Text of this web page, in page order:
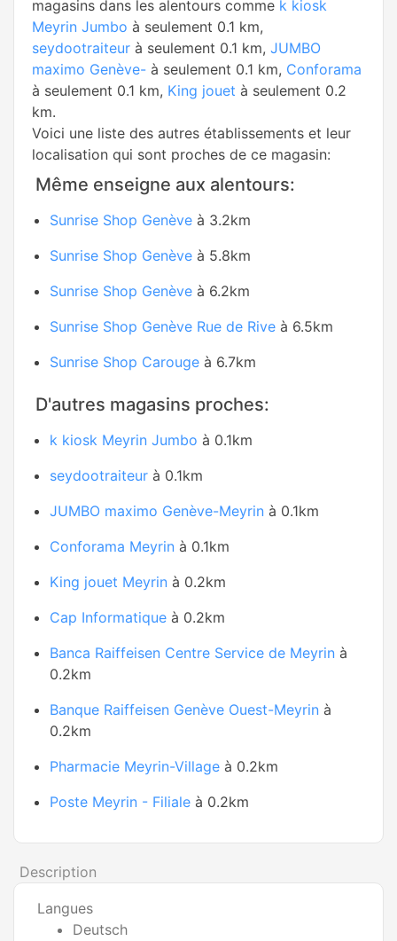
magasins dans les alentours comme k kiosk
Meyrin Jumbo à seulement 0.1 km,
seydootraiteur à seulement 0.1 km, JUMBO
maximo Genève- à seulement 0.1 km, Conforama
à seulement 0.1 km, King jouet à seulement 0.2
km.
Voici une liste des autres établissements et leur
localisation qui sont proches de ce magasin:
Même enseigne aux alentours:
Sunrise Shop Genève à 3.2km
Sunrise Shop Genève à 5.8km
Sunrise Shop Genève à 6.2km
Sunrise Shop Genève Rue de Rive à 6.5km
Sunrise Shop Carouge à 6.7km
D'autres magasins proches:
k kiosk Meyrin Jumbo à 0.1km
seydootraiteur à 0.1km
JUMBO maximo Genève-Meyrin à 0.1km
Conforama Meyrin à 0.1km
King jouet Meyrin à 0.2km
Cap Informatique à 0.2km
Banca Raiffeisen Centre Service de Meyrin à
0.2km
Banque Raiffeisen Genève Ouest-Meyrin à
0.2km
Pharmacie Meyrin-Village à 0.2km
Poste Meyrin - Filiale à 0.2km
Description
Langues
Deutsch